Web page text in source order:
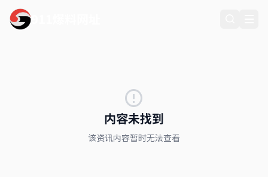
内容未找到
该资讯内容暂时无法查看